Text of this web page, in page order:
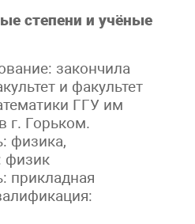
степени и учёные
закончила
и факультет
ГГУ им
г. Горьком.
физика,
физик
прикладная